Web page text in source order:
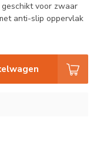
voor zwaar
anti-slip oppervlak